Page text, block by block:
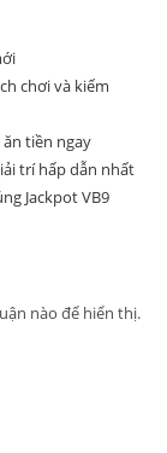
chơi và kiếm
tiền ngay
trí hấp dẫn nhất
Jackpot VB9
nào để hiển thị.